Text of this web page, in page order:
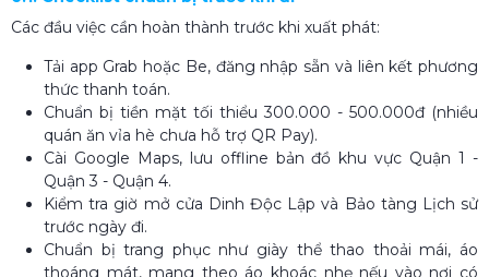
Các đầu việc cần hoàn thành trước khi xuất phát:
Tải app Grab hoặc Be, đăng nhập sẵn và liên kết phương
thức thanh toán.
Chuẩn bị tiền mặt tối thiểu 300.000 - 500.000đ (nhiều
quán ăn vỉa hè chưa hỗ trợ QR Pay).
Cài Google Maps, lưu offline bản đồ khu vực Quận 1 -
Quận 3 - Quận 4.
Kiểm tra giờ mở cửa Dinh Độc Lập và Bảo tàng Lịch sử
trước ngày đi.
Chuẩn bị trang phục như giày thể thao thoải mái, áo
thoáng mát, mang theo áo khoác nhẹ nếu vào nơi có